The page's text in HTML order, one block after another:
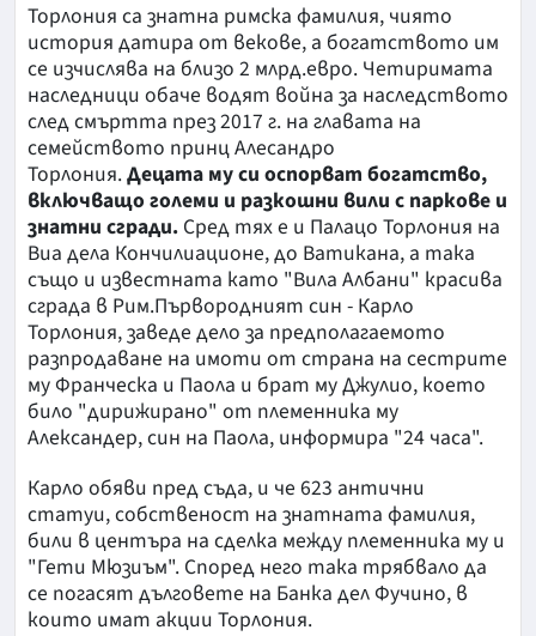
Торлония са знатна римска фамилия, чиято
история датира от векове, а богатството им
се изчислява на близо 2 млрд.евро. Четиримата
наследници обаче водят война за наследството
след смъртта през 2017 г. на главата на
семейството принц Алесандро
Торлония.Децата му си оспорват богатство,
включващо големи и разкошни вили с паркове и
знатни сгради. Сред тях е и Палацо Торлония на
Виа дела Кончилиационе, до Ватикана, а така
също и известната като "Вила Албани" красива
сграда в Рим.Първородният син - Карло
Торлония, заведе дело за предполагаемото
разпродаване на имоти от страна на сестрите
му Франческа и Паола и брат му Джулио, което
било "дирижирано" от племенника му
Александер, син на Паола, информира "24 часа".
Карло обяви пред съда, и че 623 антични
статуи, собственост на знатната фамилия,
били в центъра на сделка между племенника му и
"Гети Мюзиъм". Според него така трябвало да
се погасят дълговете на Банка дел Фучино, в
които имат акции Торлония.